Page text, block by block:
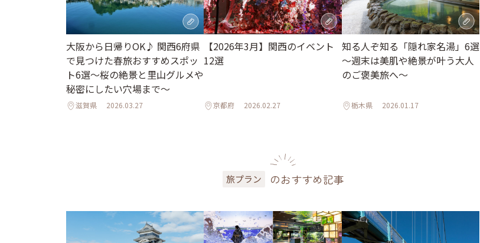
大阪から日帰りOK♪ 関西6府県
で見つけた春旅おすすめスポッ
ト6選～桜の絶景と里山グルメや
秘密にしたい穴場まで～
滋賀県 2026.03.27
【2026年3月】関西のイベント
12選
京都府 2026.02.27
知る人ぞ知る「隠れ家名湯」6選
～週末は美肌や絶景が叶う大人
のご褒美旅へ～
栃木県 2026.01.17
旅プラン のおすすめ記事